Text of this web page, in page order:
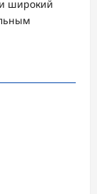
широкий